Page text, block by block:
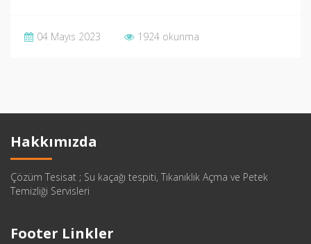
04 Mayıs 2023 1924 okunma
Hakkımızda
Çözüm Tesisat ; Su kaçağı tespiti, Tıkanıklık Açma ve Petek
Temizliği Servisleri
Footer Linkler